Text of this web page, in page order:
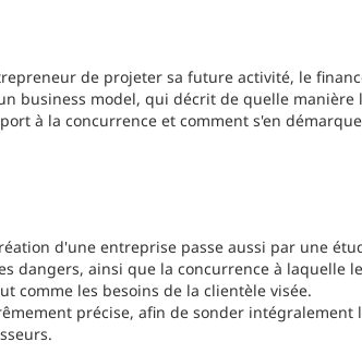
de projeter sa future activité, le
business model, qui décrit de quelle
à la concurrence et comment s'en
d'une entreprise passe aussi par une
dangers, ainsi que la concurrence à laquelle
comme les besoins de la clientèle visée.
précise, afin de sonder intégralement